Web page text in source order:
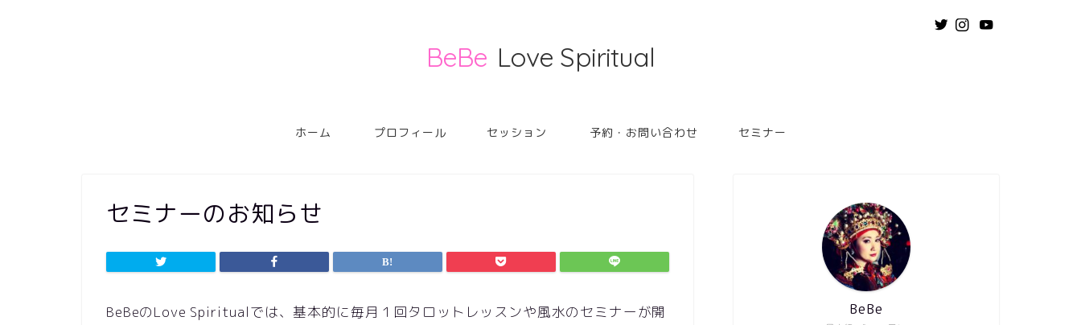
BeBe Love Spiritual
ホーム プロフィール セッション 予約・お問い合わせ セミナー
セミナーのお知らせ
BeBeのLove Spiritualでは、基本的に毎月１回タロットレッスンや風水のセミナーが開
BeBe